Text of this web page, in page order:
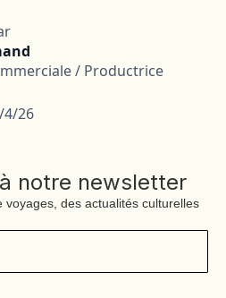
/ Productrice
4/26
notre newsletter
voyages, des actualités culturelles